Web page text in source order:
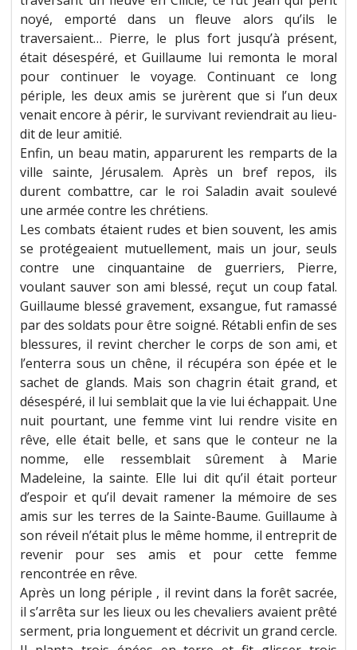
noyé, emporté dans un fleuve alors qu’ils le
traversaient… Pierre, le plus fort jusqu’à présent,
était désespéré, et Guillaume lui remonta le moral
pour continuer le voyage. Continuant ce long
périple, les deux amis se jurèrent que si l’un deux
venait encore à périr, le survivant reviendrait au lieu-
dit de leur amitié.
Enfin, un beau matin, apparurent les remparts de la
ville sainte, Jérusalem. Après un bref repos, ils
durent combattre, car le roi Saladin avait soulevé
une armée contre les chrétiens.
Les combats étaient rudes et bien souvent, les amis
se protégeaient mutuellement, mais un jour, seuls
contre une cinquantaine de guerriers, Pierre,
voulant sauver son ami blessé, reçut un coup fatal.
Guillaume blessé gravement, exsangue, fut ramassé
par des soldats pour être soigné. Rétabli enfin de ses
blessures, il revint chercher le corps de son ami, et
l’enterra sous un chêne, il récupéra son épée et le
sachet de glands. Mais son chagrin était grand, et
désespéré, il lui semblait que la vie lui échappait. Une
nuit pourtant, une femme vint lui rendre visite en
rêve, elle était belle, et sans que le conteur ne la
nomme, elle ressemblait sûrement à Marie
Madeleine, la sainte. Elle lui dit qu’il était porteur
d’espoir et qu’il devait ramener la mémoire de ses
amis sur les terres de la Sainte-Baume. Guillaume à
son réveil n’était plus le même homme, il entreprit de
revenir pour ses amis et pour cette femme
rencontrée en rêve.
Après un long périple , il revint dans la forêt sacrée,
il s’arrêta sur les lieux ou les chevaliers avaient prêté
serment, pria longuement et décrivit un grand cercle.